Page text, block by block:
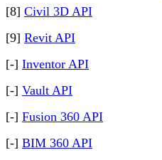
[8] Civil 3D API
[9] Revit API
[-] Inventor API
[-] Vault API
[-] Fusion 360 API
[-] BIM 360 API